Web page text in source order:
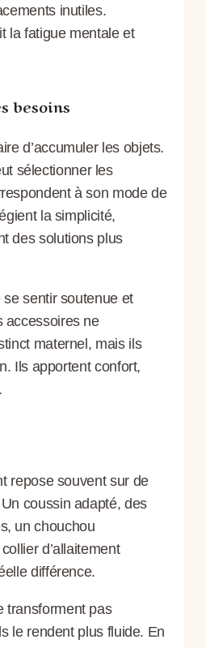
inutiles.
la fatigue mentale et
besoins
d’accumuler les objets.
sélectionner les
à son mode de
la simplicité,
des solutions plus
se sentir soutenue et
accessoires ne
maternel, mais ils
Ils apportent confort,
repose souvent sur de
coussin adapté, des
un chouchou
d’allaitement
différence.
transforment pas
le rendent plus fluide. En